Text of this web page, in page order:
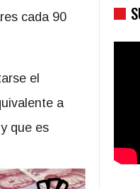
cada 90
el
a
que es